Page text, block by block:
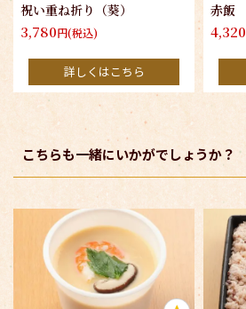
祝い重ね折り（葵）
3,780円(税込)
詳しくはこちら
赤飯
4,320
こちらも一緒にいかがでしょうか？